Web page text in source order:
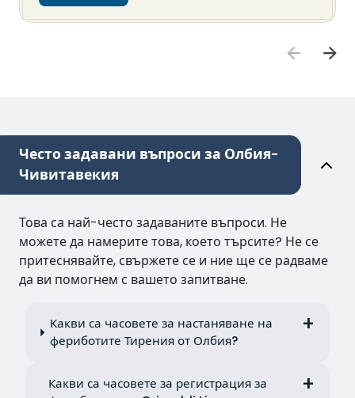
Често задавани въпроси за Олбия-
Чивитавекия
Това са най-често задаваните въпроси. Не
можете да намерите това, което търсите? Не се
притеснявайте, свържете се и ние ще се радваме
да ви помогнем с вашето запитване.
Какви са часовете за настаняване на
фериботите Тирения от Олбия?
Какви са часовете за регистрация за